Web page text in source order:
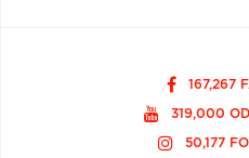
167,267
319,000
50,177